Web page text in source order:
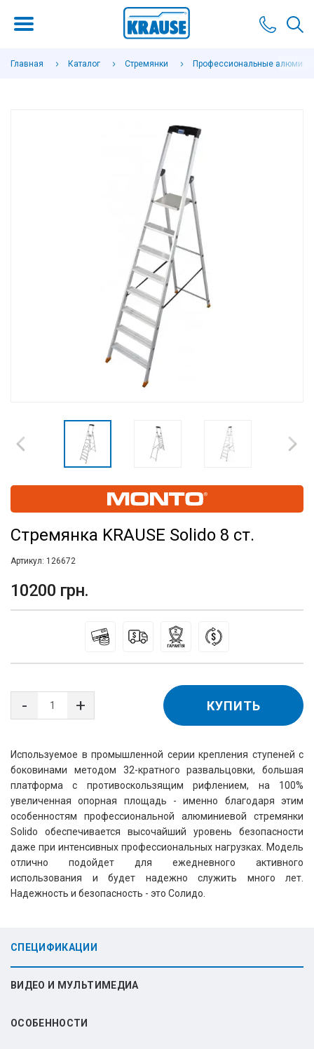
Главная Каталог Стремянки Профессиональные
Стремянка KRAUSE Solido 8 ст.
Артикул: 126672
10200 грн.
Используемое в промышленной серии крепления ступеней с
боковинами методом 32-кратного развальцовки, большая
платформа с противоскользящим рифлением, на 100%
увеличенная опорная площадь - именно благодаря этим
особенностям профессиональной алюминиевой стремянки
Solido обеспечивается высочайший уровень безопасности
даже при интенсивных профессиональных нагрузках. Модель
отлично подойдет для ежедневного активного
использования и будет надежно служить много лет.
Надежность и безопасность - это Солидо.
КУПИТЬ
СПЕЦИФИКАЦИИ
ВИДЕО И МУЛЬТИМЕДИА
ОСОБЕННОСТИ